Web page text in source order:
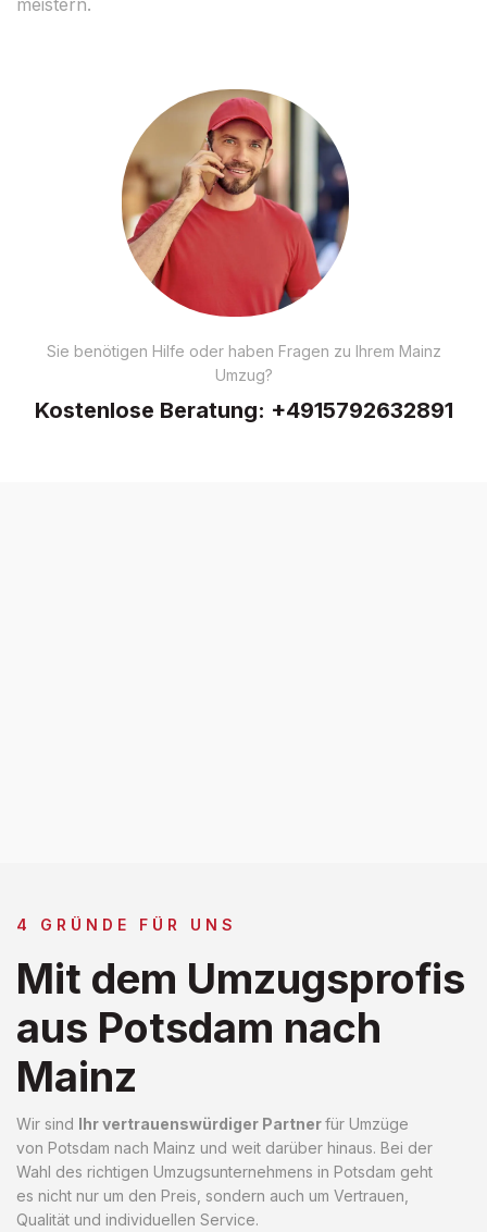
Sie benötigen Hilfe oder haben Fragen zu Ihrem Mainz
Umzug?
Kostenlose Beratung: +4915792632891
4 GRÜNDE FÜR UNS
Mit dem Umzugsprofis
aus Potsdam nach
Mainz
Wir sind Ihr vertrauenswürdiger Partnerfür Umzüge
von Potsdam nach Mainz und weit darüber hinaus. Bei der
Wahl des richtigen Umzugsunternehmens in Potsdam geht
es nicht nur um den Preis, sondern auch um Vertrauen,
Qualität und individuellen Service.